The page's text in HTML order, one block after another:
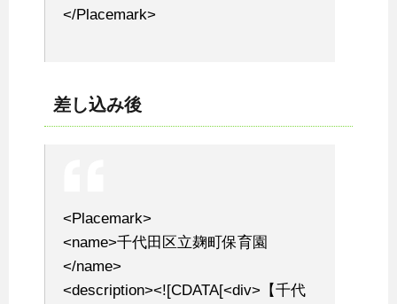
</Placemark>
差し込み後
<Placemark>
<name>千代田区立麹町保育園
</name>
<description><![CDATA[<div>【千代